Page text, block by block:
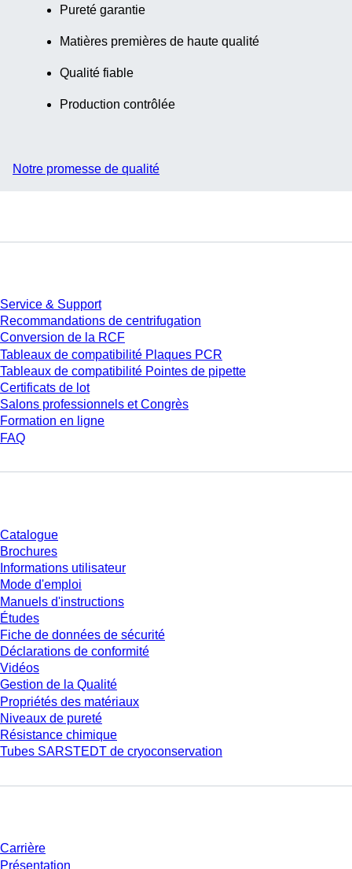
Pureté garantie
Matières premières de haute qualité
Qualité fiable
Production contrôlée
Notre promesse de qualité
Service & Support
Recommandations de centrifugation
Conversion de la RCF
Tableaux de compatibilité Plaques PCR
Tableaux de compatibilité Pointes de pipette
Certificats de lot
Salons professionnels et Congrès
Formation en ligne
FAQ
Catalogue
Brochures
Informations utilisateur
Mode d'emploi
Manuels d'instructions
Études
Fiche de données de sécurité
Déclarations de conformité
Vidéos
Gestion de la Qualité
Propriétés des matériaux
Niveaux de pureté
Résistance chimique
Tubes SARSTEDT de cryoconservation
Carrière
Présentation